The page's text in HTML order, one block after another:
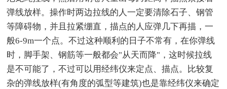
弹线放样。操作时两边拉线的人一定要清除石子、钢管
等障碍物，并且拉紧绷直，描点的人应弹几下再描，一
般6-9m一个点。不过这种顺利的日子不常有，在你弹线
时，脚手架、钢筋等一般都会"从天而降"，这时候拉线
是不可能了，不过可以用经纬仪来定点、描点。比较复
杂的弹线放样(有角度的弧型等建筑)也是靠经纬仪来确定